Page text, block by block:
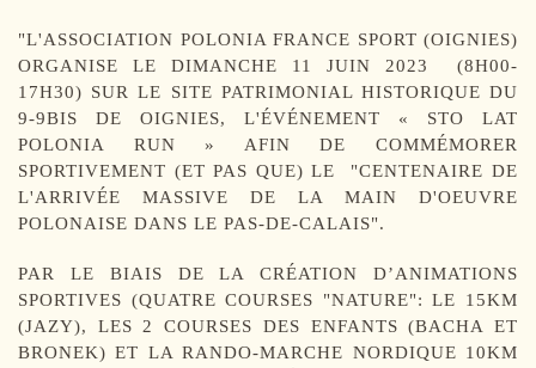
"L'ASSOCIATION POLONIA FRANCE SPORT (OIGNIES)
ORGANISE LE DIMANCHE 11 JUIN 2023 (8H00-
17H30) SUR LE SITE PATRIMONIAL HISTORIQUE DU
9-9BIS DE OIGNIES, L'ÉVÉNEMENT « STO LAT
POLONIA RUN » AFIN DE COMMÉMORER
SPORTIVEMENT (ET PAS QUE) LE "CENTENAIRE DE
L'ARRIVÉE MASSIVE DE LA MAIN D'OEUVRE
POLONAISE DANS LE PAS-DE-CALAIS".
PAR LE BIAIS DE LA CRÉATION D’ANIMATIONS
SPORTIVES (QUATRE COURSES "NATURE": LE 15KM
(JAZY), LES 2 COURSES DES ENFANTS (BACHA ET
BRONEK) ET LA RANDO-MARCHE NORDIQUE 10KM